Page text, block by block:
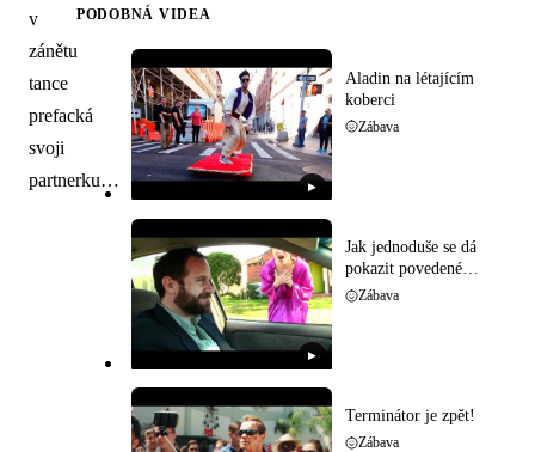
v
zánětu
tance
prefacká
svoji
partnerku…
PODOBNÁ VIDEA
▶
Aladin na létajícím
koberci
Zábava
▶
Jak jednoduše se dá
pokazit povedené
rande
Zábava
Terminátor je zpět!
Zábava